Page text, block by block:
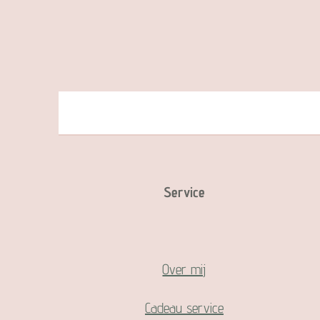
Service
Over mij
Cadeau service